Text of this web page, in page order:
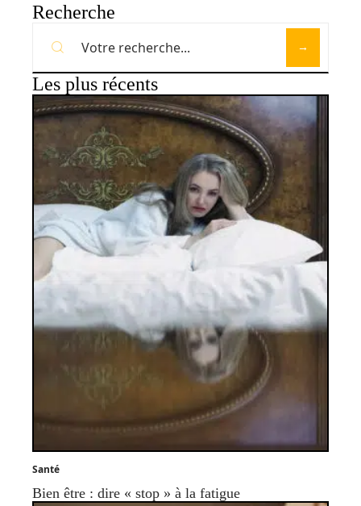
Recherche
Les plus récents
Santé
Bien être : dire « stop » à la fatigue